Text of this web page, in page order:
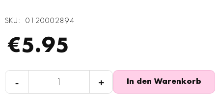
SKU 0120002894
€5.95
- + In den Warenkorb
springen